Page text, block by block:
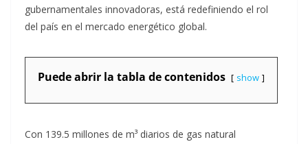
gubernamentales innovadoras, está redefiniendo el rol
del país en el mercado energético global.
Puede abrir la tabla de contenidos show
Con 139.5 millones de m³ diarios de gas natural